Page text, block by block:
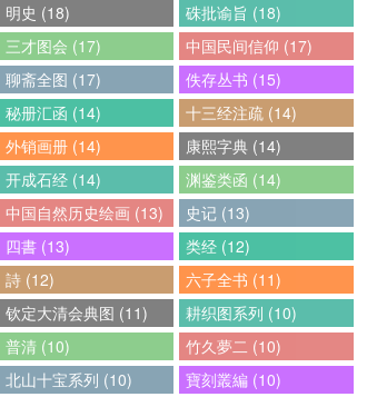
明史 (18)
硃批谕旨 (18)
三才图会 (17)
中国民间信仰 (17)
聊斋全图 (17)
佚存丛书 (15)
秘册汇函 (14)
十三经注疏 (14)
外销画册 (14)
康熙字典 (14)
开成石经 (14)
渊鉴类函 (14)
中国自然历史绘画 (13)
史记 (13)
四書 (13)
类经 (12)
詩 (12)
六子全书 (11)
钦定大清会典图 (11)
耕织图系列 (10)
普清 (10)
竹久夢二 (10)
北山十宝系列 (10)
寶刻叢編 (10)